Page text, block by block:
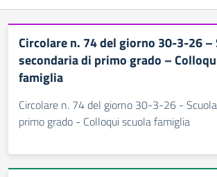
Circolare n. 74 del giorno 30-3-26 –
secondaria di primo grado –
famiglia
Circolare n. 74 del giorno 30-3-26 -
primo grado - Colloqui scuola famiglia